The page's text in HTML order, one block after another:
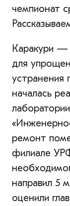
чемпионат
Каракури —
для
устранения
началась
ремонт
филиале
направил 5
оценили